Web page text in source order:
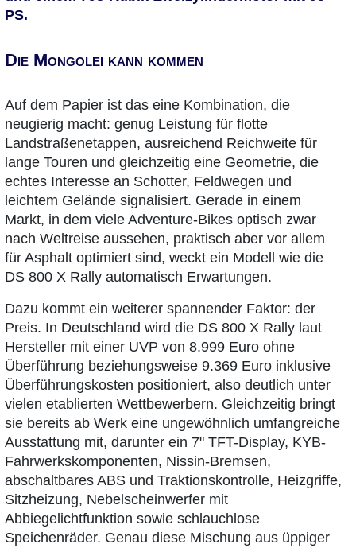
PS.
Die Mongolei kann kommen
Auf dem Papier ist das eine Kombination, die
neugierig macht: genug Leistung für flotte
Landstraßenetappen, ausreichend Reichweite für
lange Touren und gleichzeitig eine Geometrie, die
echtes Interesse an Schotter, Feldwegen und
leichtem Gelände signalisiert. Gerade in einem
Markt, in dem viele Adventure-Bikes optisch zwar
nach Weltreise aussehen, praktisch aber vor allem
für Asphalt optimiert sind, weckt ein Modell wie die
DS 800 X Rally automatisch Erwartungen.
Dazu kommt ein weiterer spannender Faktor: der
Preis. In Deutschland wird die DS 800 X Rally laut
Hersteller mit einer UVP von 8.999 Euro ohne
Überführung beziehungsweise 9.369 Euro inklusive
Überführungskosten positioniert, also deutlich unter
vielen etablierten Wettbewerbern. Gleichzeitig bringt
sie bereits ab Werk eine ungewöhnlich umfangreiche
Ausstattung mit, darunter ein 7" TFT-Display, KYB-
Fahrwerkskomponenten, Nissin-Bremsen,
abschaltbares ABS und Traktionskontrolle, Heizgriffe,
Sitzheizung, Nebelscheinwerfer mit
Abbiegelichtfunktion sowie schlauchlose
Speichenräder. Genau diese Mischung aus üppiger